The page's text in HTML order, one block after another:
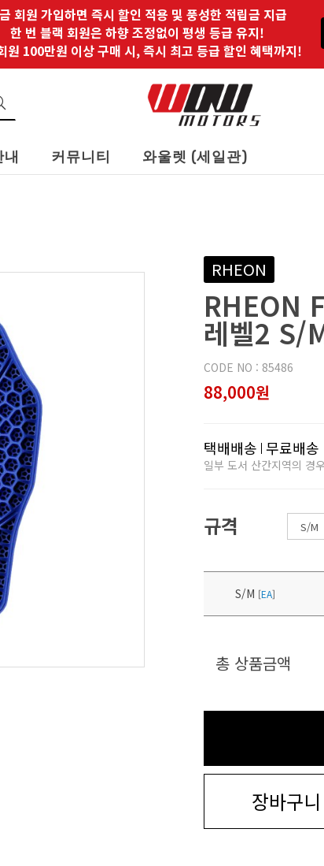
회원 가입하면 즉시 할인 적용 및 풍성한 적립금 지급
한 번 블랙 회원은 하향 조정없이 평생 등급 유지!
원 100만원 이상 구매 시, 즉시 최고 등급 할인 혜택까지!
커뮤니티 와울렛 (세일관)
RHEON
RHEON
레벨2 S/
CODE NO : 85486
88,000원
택배배송 무료배송
일부 도서 산간지역의 경
규격
S/M [EA]
총 상품금액
장바구니